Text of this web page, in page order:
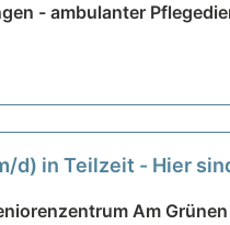
- ambulanter
d) in Teilzeit - Hier
Am